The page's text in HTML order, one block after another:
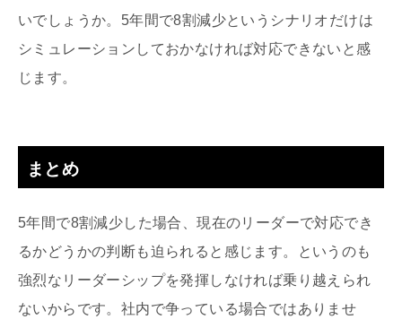
いでしょうか。5年間で8割減少というシナリオだけは
シミュレーションしておかなければ対応できないと感
じます。
まとめ
5年間で8割減少した場合、現在のリーダーで対応でき
るかどうかの判断も迫られると感じます。というのも
強烈なリーダーシップを発揮しなければ乗り越えられ
ないからです。社内で争っている場合ではありませ